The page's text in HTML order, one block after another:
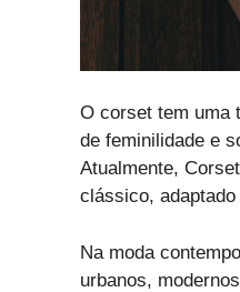
O corset tem uma
de feminilidade e
Atualmente,
clássico,
Na moda
urbanos,